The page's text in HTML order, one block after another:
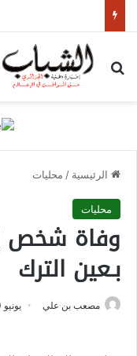
بحث عن
الرئيسية / محليات
محليات
وفاة شخص
بـعين الترك
مصعب بن علي يونيو 10, 2026